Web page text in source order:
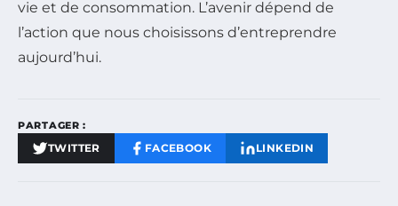
vie et de consommation. L’avenir dépend de
l’action que nous choisissons d’entreprendre
aujourd’hui.
PARTAGER :
TWITTER FACEBOOK LINKEDIN